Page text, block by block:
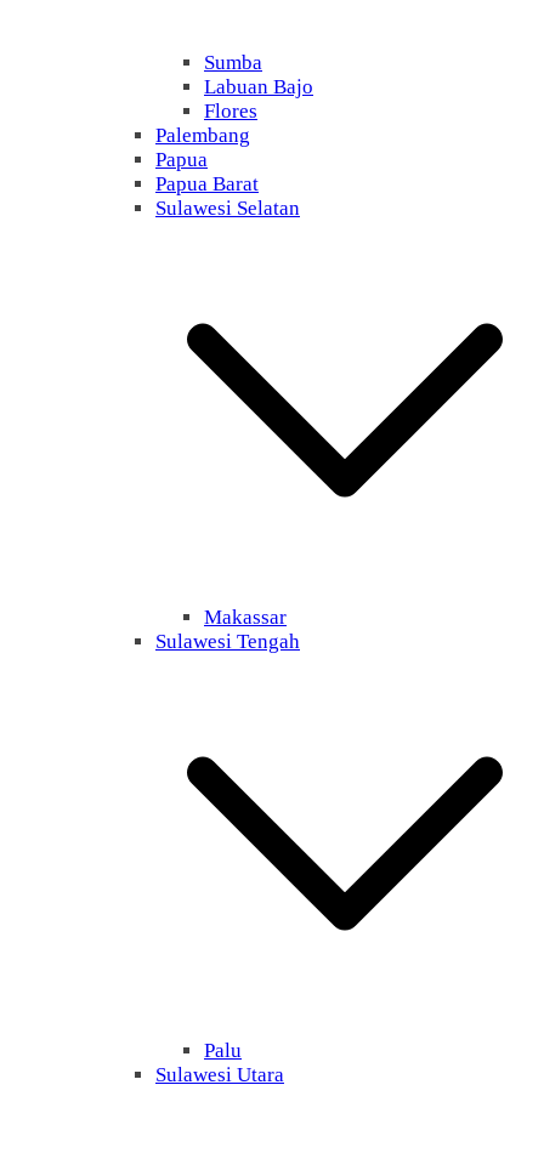
Sumba
Labuan Bajo
Flores
Palembang
Papua
Papua Barat
Sulawesi Selatan
Makassar
Sulawesi Tengah
Palu
Sulawesi Utara